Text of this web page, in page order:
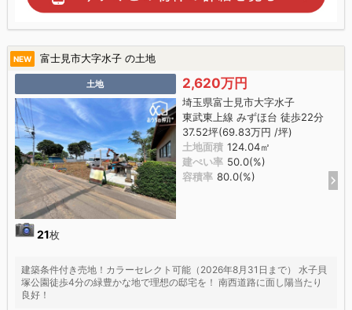
NEW 富士見市大字水子 の土地
土地
21枚
2,620万円
埼玉県富士見市大字水子
東武東上線 みずほ台 徒歩22分
37.52坪(69.83万円 /坪)
土地面積 124.04㎡
建ぺい率 50.0(%)
容積率 80.0(%)
建築条件付き売地！カラーセレクト可能（2026年8月31日まで） 水子貝
塚公園徒歩4分の緑豊かな地で理想の邸宅を！ 南西道路に面し陽当たり
良好！